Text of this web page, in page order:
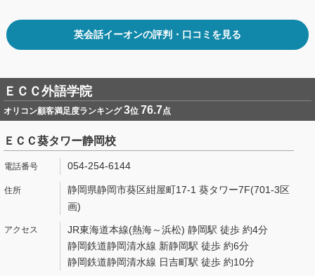
英会話イーオンの評判・口コミを見る
ＥＣＣ外語学院
オリコン顧客満足度ランキング3位 76.7点
ＥＣＣ葵タワー静岡校
054-254-6144
静岡県静岡市葵区紺屋町17-1 葵タワー7F(701-3区
画)
JR東海道本線(熱海～浜松) 静岡駅 徒歩 約4分
静岡鉄道静岡清水線 新静岡駅 徒歩 約6分
静岡鉄道静岡清水線 日吉町駅 徒歩 約10分